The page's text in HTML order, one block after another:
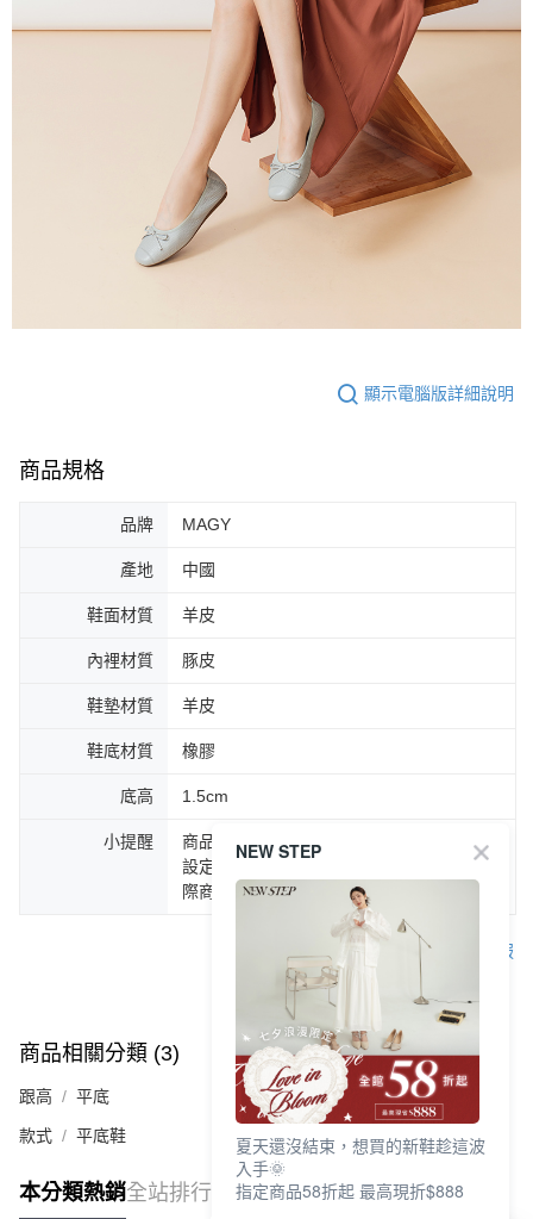
顯示電腦版詳細說明
商品規格
品牌 MAGY
產地 中國
鞋面材質 羊皮
內裡材質 豚皮
鞋墊材質 羊皮
鞋底材質 橡膠
底高 1.5cm
小提醒
商品圖片顏色會因拍攝燈光環境或個人螢幕
設定不同，而造成部份色差現象，顏色以實
際商品為主。
客服
商品相關分類 (3) 查看全部
跟高 平底
款式 平底鞋
本分類熱銷全站排行
NEW STEP
夏天還沒結束，想買的新鞋趁這波
入手🌞
指定商品58折起 最高現折$888